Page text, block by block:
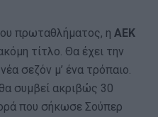
πρωταθλήματος, η ΑΕΚ
τίτλο. Θα έχει την
σεζόν μ’ ένα τρόπαιο.
συμβεί ακριβώς 30
που σήκωσε Σούπερ